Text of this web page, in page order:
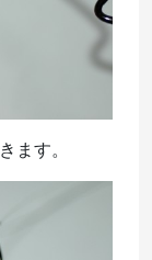
ます。